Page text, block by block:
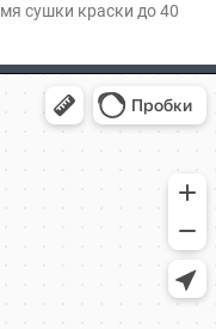
сушки краски до 40